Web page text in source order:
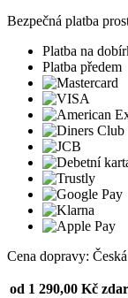
Bezpečná platba
Platba na
Platba předem
Cena dopravy:
od 1 290,00 Kč